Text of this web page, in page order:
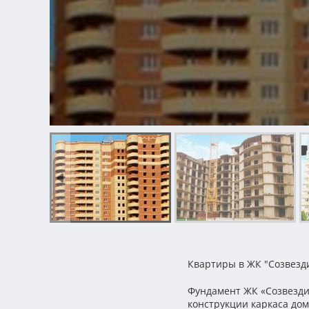
Квартиры в ЖК
Фундамент ЖК
конструкции каркаса